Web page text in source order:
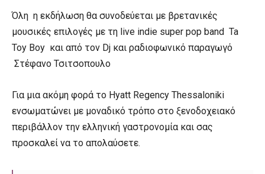
Όλη η εκδήλωση θα συνοδεύεται με βρετανικές
μουσικές επιλογές με τη live indie super pop band Ta
Toy Boy και από τον Dj και ραδιοφωνικό παραγωγό
Στέφανο Τσιτσοπουλο
Για μια ακόμη φορά το Hyatt Regency Thessaloniki
ενσωματώνει με μοναδικό τρόπο στο ξενοδοχειακό
περιβάλλον την ελληνική γαστρονομία και σας
προσκαλεί να το απολαύσετε.